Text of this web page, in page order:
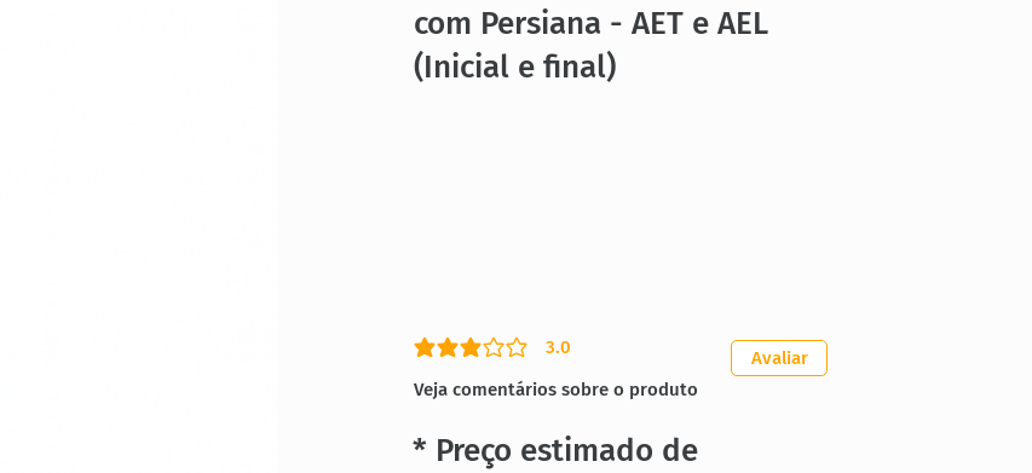
com Persiana - AET e AEL
(Inicial e final)
3.0
classificação média é 3 de 5
Veja comentários sobre o produto
Avaliar
* Preço estimado de